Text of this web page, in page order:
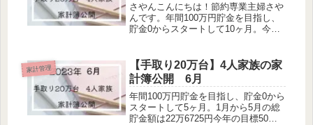
さやんこんにちは！節約専業主婦さや
んです。年間100万円貯金を目指し、
貯金0からスタートして10ヶ月。今年
す。1月から10月の総貯金額は55万
6725円赤字続きの我が家で...
家計管理
【手取り20万台】4人家族の家
計簿公開 6月
年間100万円貯金を目指し、貯金0から
スタートして5ヶ月。1月から5月の総
貯金額は22万6725円今年の目標50万